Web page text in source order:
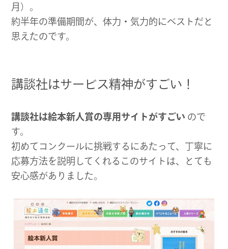
月）。
約半年の準備期間が、体力・気力的にベストだと
思えたのです。
講談社はサービス精神がすごい！
講談社は絵本新人賞の専用サイトがすごい ので
す。
初めてコンクールに挑戦するにあたって、丁寧に
応募方法を説明してくれるこのサイトは、とても
安心感がありました。